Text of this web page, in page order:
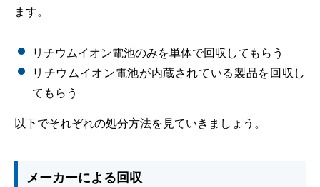
ます。
リチウムイオン電池のみを単体で回収してもらう
リチウムイオン電池が内蔵されている製品を回収し
てもらう
以下でそれぞれの処分方法を見ていきましょう。
メーカーによる回収